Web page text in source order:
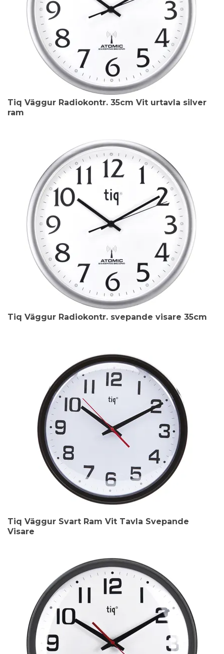
Tiq Väggur Radiokontr. 35cm Vit urtavla silver
ram
Tiq Väggur Radiokontr. svepande visare 35cm
Tiq Väggur Svart Ram Vit Tavla Svepande
Visare